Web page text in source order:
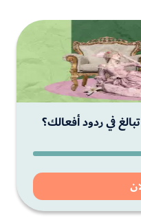
في ردود أفعالك؟